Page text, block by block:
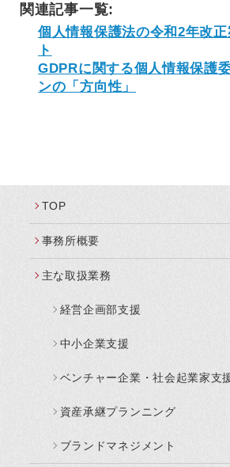
関連記事一覧:
個人情報保護法の令和2年改
ト
GDPRに関する個人情報保護
ンの「方向性」
TOP
事務所概要
主な取扱業務
経営企画部支援
中小企業支援
ベンチャー企業・社会起業家支
資産承継プランニング
ブランドマネジメント